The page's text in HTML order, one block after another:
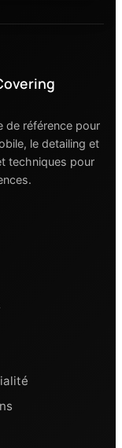
de référence pour
le detailing et
techniques pour